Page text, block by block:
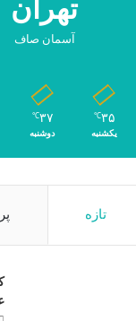
تهران
آسمان صاف
۳۵℃
یکشنبه
۳۷℃
دوشنبه
تازه